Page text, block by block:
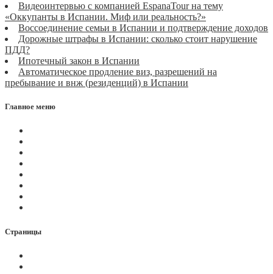
Видеоинтервью с компанией EspanaTour на тему
«Оккупанты в Испании. Миф или реальность?»
Воссоединение семьи в Испании и подтверждение доходов
Дорожные штрафы в Испании: сколько стоит нарушение
ПДД?
Ипотечный закон в Испании
Автоматическое продление виз, разрешений на
пребывание и внж (резиденций) в Испании
Главное меню
Страницы